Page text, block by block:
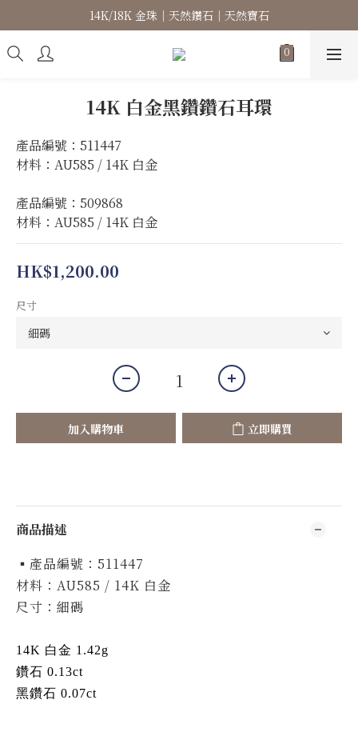
高級珠寶｜專屬訂製｜珠寶維修
14K/18K 金珠｜天然鑽石｜天然寶石
高級珠寶｜專屬訂製｜珠寶維修
14K 白金黑鑽鑽石耳環
產品編號：511447
材料：AU585 / 14K 白金
產品編號：509868
材料：AU585 / 14K 白金
HK$1,200.00
尺寸
加入購物車 立即購買
商品描述
▪️產品編號：511447
材料：AU585 / 14K 白金
尺寸：細碼
14K 白金 1.42g
鑽石 0.13ct
黑鑽石 0.07ct